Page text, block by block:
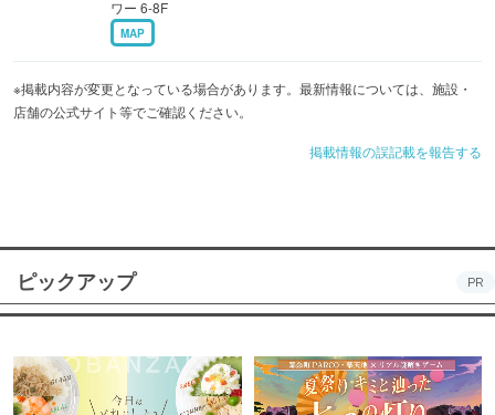
ワー 6-8F
MAP
※掲載内容が変更となっている場合があります。最新情報については、施設・
店舗の公式サイト等でご確認ください。
掲載情報の誤記載を報告する
ピックアップ PR